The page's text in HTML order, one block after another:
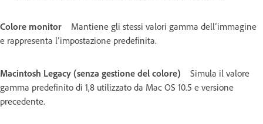
Colore monitor
Mantiene gli stessi valori gamma dell’immagine
e rappresenta l’impostazione predefinita.
Macintosh Legacy (senza gestione del colore)
Simula il valore
gamma predefinito di 1,8 utilizzato da Mac OS 10.5 e versione
precedente.